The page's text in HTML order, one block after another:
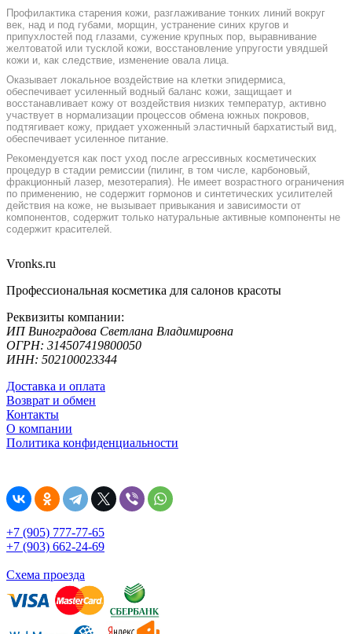
Профилактика старения кожи, разглаживание тонких линий вокруг
век, над и под губами, морщин, устранение синих кругов и
припухлостей под глазами, сужение крупных пор, выравнивание
желтоватой или тусклой кожи, восстановление упругости увядшей
кожи и, как следствие, изменение овала лица.
Оказывает локальное воздействие на клетки эпидермиса,
обеспечивает усиленный водный баланс кожи, защищает и
восстанавливает кожу от воздействия низких температур, активно
участвует в нормализации процессов обмена южных покровов,
подтягивает кожу, придает ухоженный эластичный бархатистый вид,
обеспечивает усиленное питание.
Рекомендуется как пост уход после агрессивных косметических
процедур в стадии ремиссии (пилинг, в том числе, карбоновый,
фракционный лазер, мезотерапия). Не имеет возрастного ограничения
по применению, не содержит гормонов и синтетических усилителей
действия на коже, не вызывает привыкания и зависимости от
компонентов, содержит только натуральные активные компоненты не
содержит красителей.
Vronks.ru
Профессиональная косметика для салонов красоты
Реквизиты компании:
ИП Виноградова Светлана Владимировна
ОГРН: 314507419800050
ИНН: 502100023344
Доставка и оплата
Возврат и обмен
Контакты
О компании
Политика конфиденциальности
+7 (905) 777-77-65
+7 (903) 662-24-69
Схема проезда